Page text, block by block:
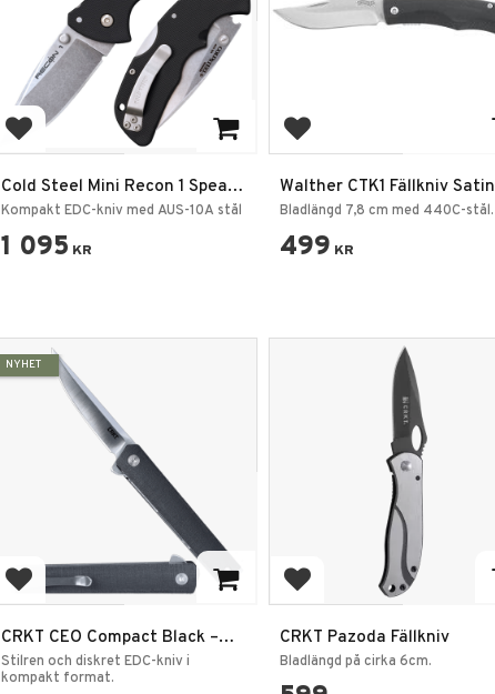
Lägg till i favoriter
Cold Steel Mini Recon 1 Spear
Point Fällkniv
Kompakt EDC-kniv med AUS-10A stål
1 095 KR
Lägg till i favoriter
Walther CTK1 Fällkniv Satin
Bladlängd 7,8 cm med 440C-stål.
499 KR
Lägg till i favoriter
CRKT CEO Compact Black –
Elegant EDC-fällkniv
Stilren och diskret EDC-kniv i
kompakt format.
NYHET
Lägg till i favoriter
CRKT Pazoda Fällkniv
Bladlängd på cirka 6cm.